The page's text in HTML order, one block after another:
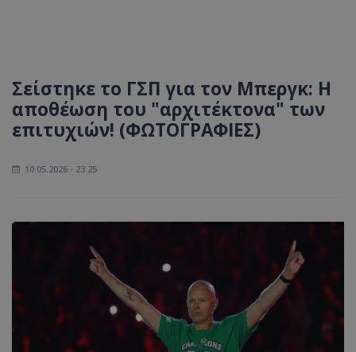
Σείστηκε το ΓΣΠ για τον Μπεργκ: Η
αποθέωση του "αρχιτέκτονα" των
επιτυχιών! (ΦΩΤΟΓΡΑΦΙΕΣ)
10.05.2026 - 23:25